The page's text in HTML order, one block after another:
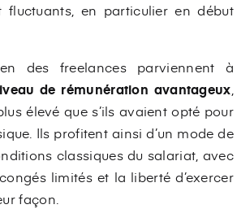
fluctuants, en particulier en début
des freelances parviennent à
de rémunération avantageux
élevé que s’ils avaient opté pour
Ils profitent ainsi d’un mode de
classiques du salariat, avec
limités et la liberté d’exercer
façon.